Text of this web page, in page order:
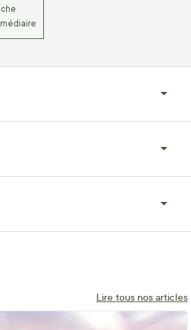
Lire tous nos articles